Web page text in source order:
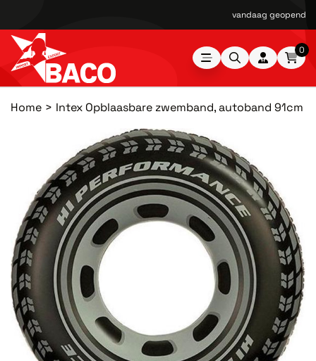
vandaag geopend
0
Home Intex Opblaasbare zwemband, autoband 91cm